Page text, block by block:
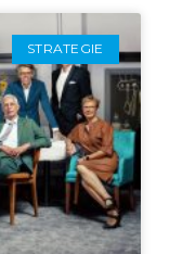
STRATEGIE